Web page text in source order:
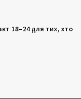
18–24 для тих, хто